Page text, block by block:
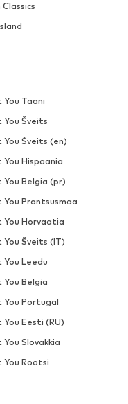
Taani
You Šveits
You Šveits (en)
Hispaania
You Belgia (pr)
You Prantsusmaa
You Horvaatia
You Šveits (IT)
Leedu
Belgia
You Portugal
Eesti (RU)
Slovakkia
You Rootsi